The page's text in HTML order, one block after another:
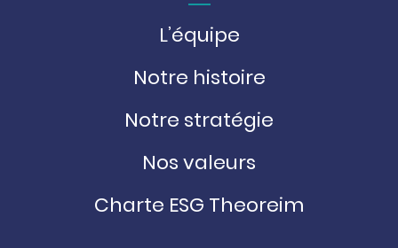
L’équipe
Notre histoire
Notre stratégie
Nos valeurs
Charte ESG Theoreim